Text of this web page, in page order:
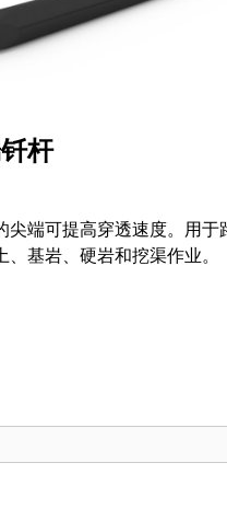
杆
尖端可提高穿透速度。用于
、基岩、硬岩和挖渠作业。